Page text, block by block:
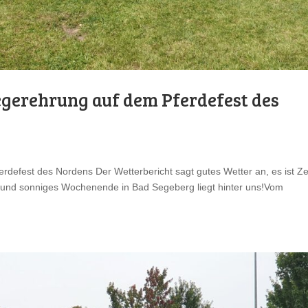
auf dem Pferdefest des
des Nordens Der Wetterbericht sagt gutes Wetter an, es ist
sonniges Wochenende in Bad Segeberg liegt hinter uns!Vom